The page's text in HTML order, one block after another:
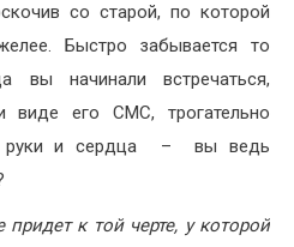
со старой, по которой
Быстро забывается то
вы начинали встречаться,
виде его СМС, трогательно
руки и сердца – вы ведь
к той черте, у которой